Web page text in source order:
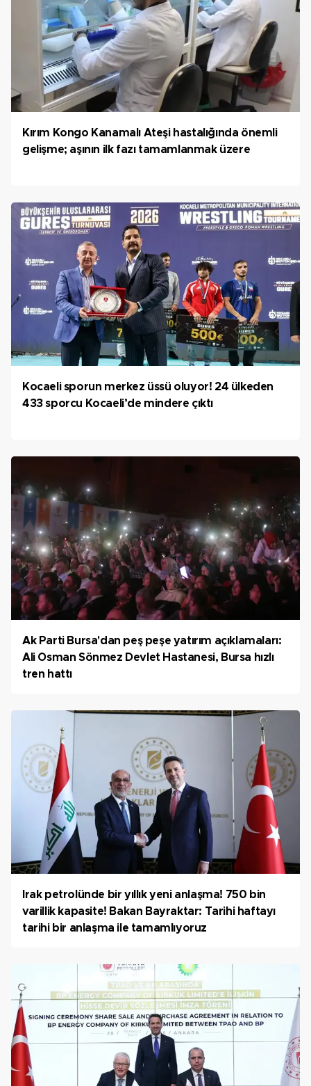
Kırım Kongo Kanamalı Ateşi hastalığında önemli
gelişme; aşının ilk fazı tamamlanmak üzere
Kocaeli sporun merkez üssü oluyor! 24 ülkeden
433 sporcu Kocaeli’de mindere çıktı
Ak Parti Bursa'dan peş peşe yatırım açıklamaları:
Ali Osman Sönmez Devlet Hastanesi, Bursa hızlı
tren hattı
Irak petrolünde bir yıllık yeni anlaşma! 750 bin
varillik kapasite! Bakan Bayraktar: Tarihi haftayı
tarihi bir anlaşma ile tamamlıyoruz